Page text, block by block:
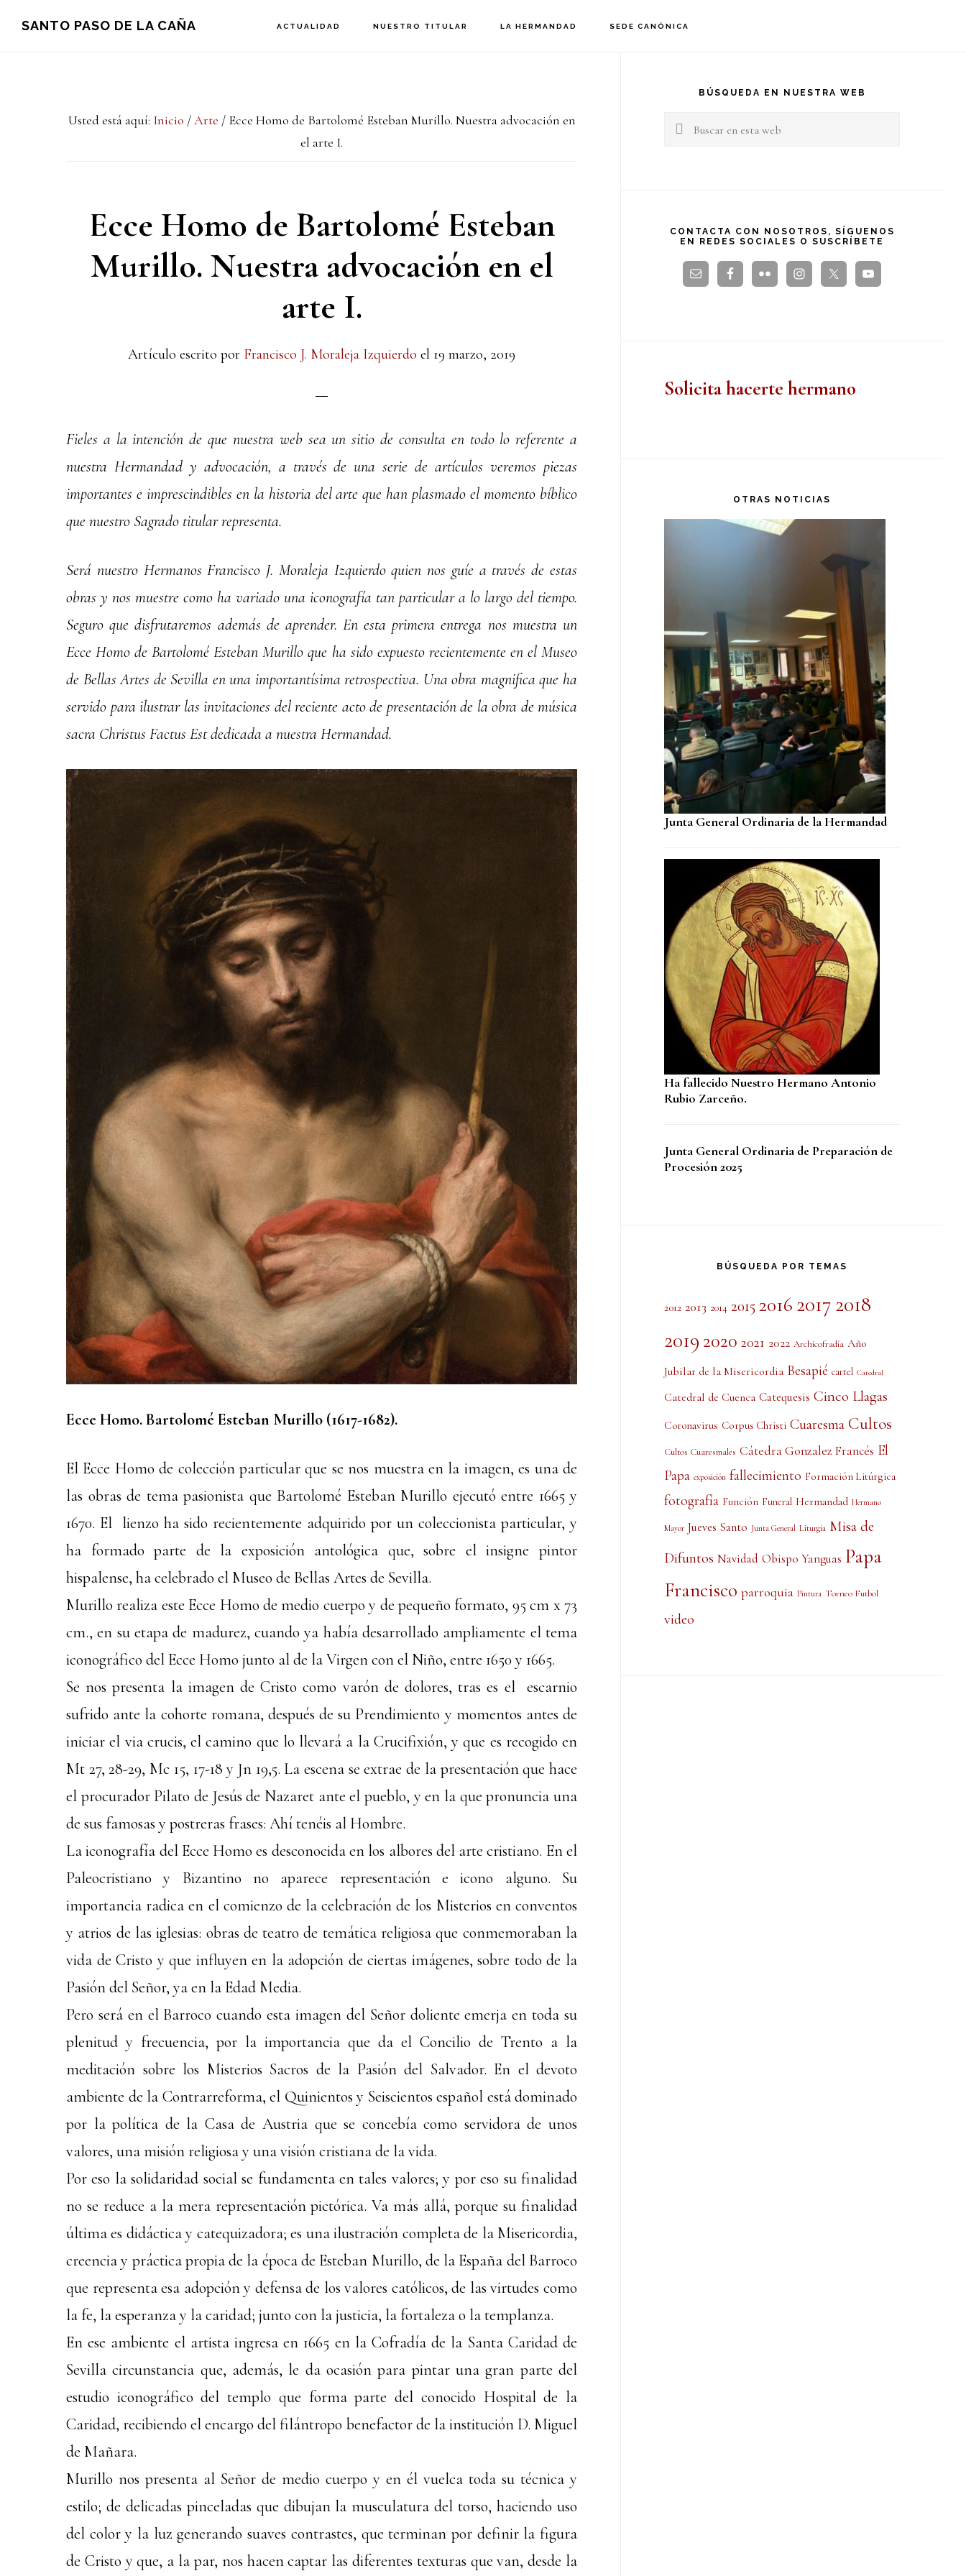
SANTO PASO DE LA CAÑA ACTUALIDAD NUESTRO TITULAR LA HERMANDAD SEDE CANÓNICA
Usted está aquí: Inicio / Arte /Ecce Homo de Bartolomé Esteban Murillo. Nuestra advocación en
el arte I.
Ecce Homo de Bartolomé Esteban
Murillo. Nuestra advocación en el
arte I.
Artículo escrito por Francisco J. Moraleja Izquierdo el 19 marzo, 2019
Fieles a la intención de que nuestra web sea un sitio de consulta en todo lo referente a
nuestra Hermandad y advocación, a través de una serie de artículos veremos piezas
importantes e imprescindibles en la historia del arte que han plasmado el momento bíblico
que nuestro Sagrado titular representa.
Será nuestro Hermanos Francisco J. Moraleja Izquierdo quien nos guíe a través de estas
obras y nos muestre como ha variado una iconografía tan particular a lo largo del tiempo.
Seguro que disfrutaremos además de aprender. En esta primera entrega nos muestra un
Ecce Homo de Bartolomé Esteban Murillo que ha sido expuesto recientemente en el Museo
de Bellas Artes de Sevilla en una importantísima retrospectiva. Una obra magnifica que ha
servido para ilustrar las invitaciones del reciente acto de presentación de la obra de música
sacra Christus Factus Est dedicada a nuestra Hermandad.
Ecce Homo. Bartolomé Esteban Murillo (1617-1682).
El Ecce Homo de colección particular que se nos muestra en la imagen, es una de
las obras de tema pasionista que Bartolomé Esteban Murillo ejecutó entre 1665 y
1670. El lienzo ha sido recientemente adquirido por un coleccionista particular, y
ha formado parte de la exposición antológica que, sobre el insigne pintor
hispalense, ha celebrado el Museo de Bellas Artes de Sevilla.
Murillo realiza este Ecce Homo de medio cuerpo y de pequeño formato, 95 cm x 73
cm., en su etapa de madurez, cuando ya había desarrollado ampliamente el tema
iconográfico del Ecce Homo junto al de la Virgen con el Niño, entre 1650 y 1665.
Se nos presenta la imagen de Cristo como varón de dolores, tras es el escarnio
sufrido ante la cohorte romana, después de su Prendimiento y momentos antes de
iniciar el via crucis, el camino que lo llevará a la Crucifixión, y que es recogido en
Mt 27, 28-29, Mc 15, 17-18 y Jn 19,5. La escena se extrae de la presentación que hace
el procurador Pilato de Jesús de Nazaret ante el pueblo, y en la que pronuncia una
de sus famosas y postreras frases: Ahí tenéis al Hombre.
La iconografía del Ecce Homo es desconocida en los albores del arte cristiano. En el
Paleocristiano y Bizantino no aparece representación e icono alguno. Su
importancia radica en el comienzo de la celebración de los Misterios en conventos
y atrios de las iglesias: obras de teatro de temática religiosa que conmemoraban la
vida de Cristo y que influyen en la adopción de ciertas imágenes, sobre todo de la
Pasión del Señor, ya en la Edad Media.
Pero será en el Barroco cuando esta imagen del Señor doliente emerja en toda su
plenitud y frecuencia, por la importancia que da el Concilio de Trento a la
meditación sobre los Misterios Sacros de la Pasión del Salvador. En el devoto
ambiente de la Contrarreforma, el Quinientos y Seiscientos español está dominado
por la política de la Casa de Austria que se concebía como servidora de unos
valores, una misión religiosa y una visión cristiana de la vida.
Por eso la solidaridad social se fundamenta en tales valores; y por eso su finalidad
no se reduce a la mera representación pictórica. Va más allá, porque su finalidad
última es didáctica y catequizadora; es una ilustración completa de la Misericordia,
creencia y práctica propia de la época de Esteban Murillo, de la España del Barroco
que representa esa adopción y defensa de los valores católicos, de las virtudes como
la fe, la esperanza y la caridad; junto con la justicia, la fortaleza o la templanza.
En ese ambiente el artista ingresa en 1665 en la Cofradía de la Santa Caridad de
Sevilla circunstancia que, además, le da ocasión para pintar una gran parte del
estudio iconográfico del templo que forma parte del conocido Hospital de la
Caridad, recibiendo el encargo del filántropo benefactor de la institución D. Miguel
de Mañara.
Murillo nos presenta al Señor de medio cuerpo y en él vuelca toda su técnica y
estilo; de delicadas pinceladas que dibujan la musculatura del torso, haciendo uso
del color y la luz generando suaves contrastes, que terminan por definir la figura
de Cristo y que, a la par, nos hacen captar las diferentes texturas que van, desde la
principal
BÚSQUEDA EN NUESTRA WEB
Buscar
CONTACTA CON NOSOTROS, SÍGUENOS
EN REDES SOCIALES O SUSCRÍBETE
Solicita hacerte hermano
OTRAS NOTICIAS
Junta General Ordinaria de la Hermandad
Ha fallecido Nuestro Hermano Antonio
Rubio Zarceño.
Junta General Ordinaria de Preparación de
Procesión 2025
BÚSQUEDA POR TEMAS
2012 2013 2014 20152016 2017 2018
2019 2020 2021 2022 Archicofradía Año
Jubilar de la Misericordia Besapié cartel Catedral
Catedral de Cuenca Catequesis Cinco Llagas
Coronavirus Corpus Christi Cuaresma Cultos
Cultos Cuaresmales Cátedra Gonzalez Francés El
Papa exposición fallecimiento Formación Litúrgica
fotografía Función Funeral Hermandad Hermano
Mayor Jueves Santo Junta General Liturgia Misa de
Difuntos Navidad Obispo Yanguas Papa
Francisco parroquia Pintura Torneo Futbol
video